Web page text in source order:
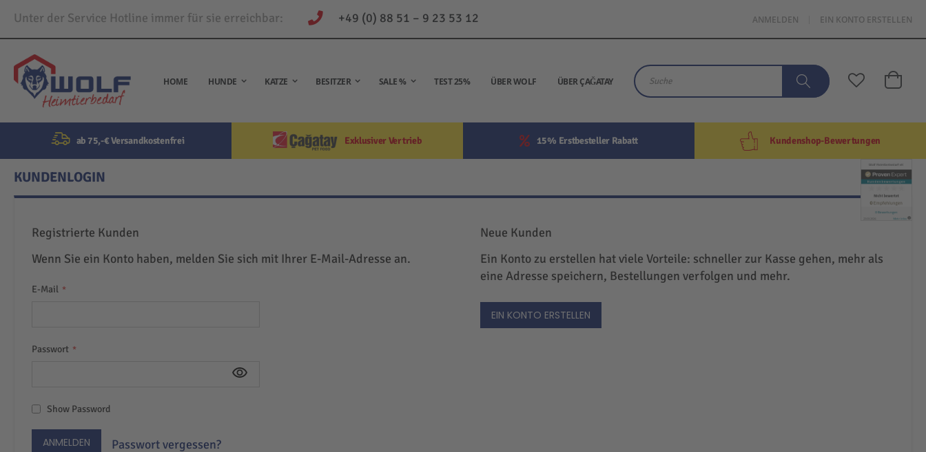
Unter der Service Hotline immer für sie erreichbar: +49 (0) 88 51 – 9 23 53 12
Direkt
zum
Inhalt
ANMELDEN EIN KONTO ERSTELLEN
HOME HUNDE KATZE BESITZER SALE % TEST 25% ÜBER WOLF ÜBER ÇAĞATAY
Suche Mein
ab 75,-€ Versandkostenfrei Exklusiver Vertrieb 15% Erstbesteller Rabatt Kundenshop-Bewertungen
KUNDENLOGIN
Registrierte Kunden
Wenn Sie ein Konto haben, melden Sie sich mit Ihrer E-Mail-Adresse an.
E-Mail
Passwort
Show Password
ANMELDEN Passwort vergessen?
Neue Kunden
Ein Konto zu erstellen hat viele Vorteile: schneller zur Kasse gehen, mehr als
eine Adresse speichern, Bestellungen verfolgen und mehr.
EIN KONTO ERSTELLEN